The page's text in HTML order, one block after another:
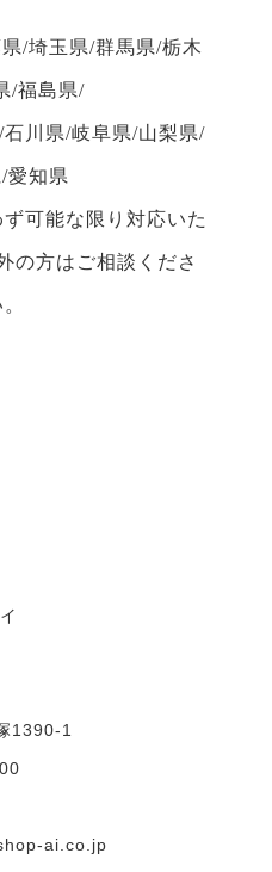
/埼玉県/群馬県/栃木
/福島県/
川県/岐阜県/山梨県/
愛知県
可能な限り対応いた
の方はご相談くださ
1390-1
ai.co.jp